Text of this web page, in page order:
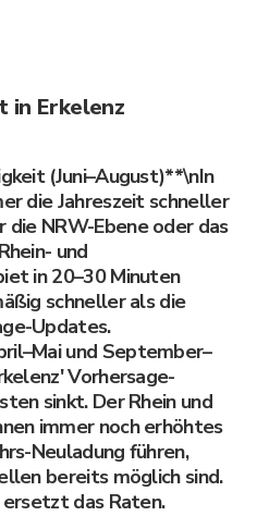
in Erkelenz
(Juni–August)**\nIn
die Jahreszeit schneller
NRW-Ebene oder das
und
in 20–30 Minuten
schneller als die
Updates.
und September–
Vorhersage-
sinkt. Der Rhein und
immer noch erhöhtes
Neuladung führen,
bereits möglich sind.
ersetzt das Raten.